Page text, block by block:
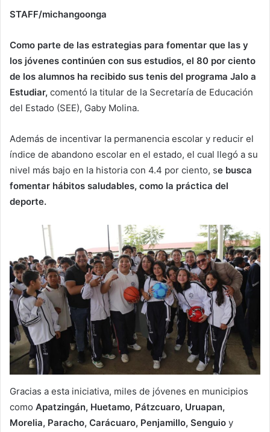
STAFF/michangoonga
Como parte de las estrategias para fomentar que las y
los jóvenes continúen con sus estudios, el 80 por ciento
de los alumnos ha recibido sus tenis del programa Jalo a
Estudiar, comentó la titular de la Secretaría de Educación
del Estado (SEE), Gaby Molina.
Además de incentivar la permanencia escolar y reducir el
índice de abandono escolar en el estado, el cual llegó a su
nivel más bajo en la historia con 4.4 por ciento, se busca
fomentar hábitos saludables, como la práctica del
deporte.
Gracias a esta iniciativa, miles de jóvenes en municipios
como Apatzingán, Huetamo, Pátzcuaro, Uruapan,
Morelia, Paracho, Carácuaro, Penjamillo, Senguio y